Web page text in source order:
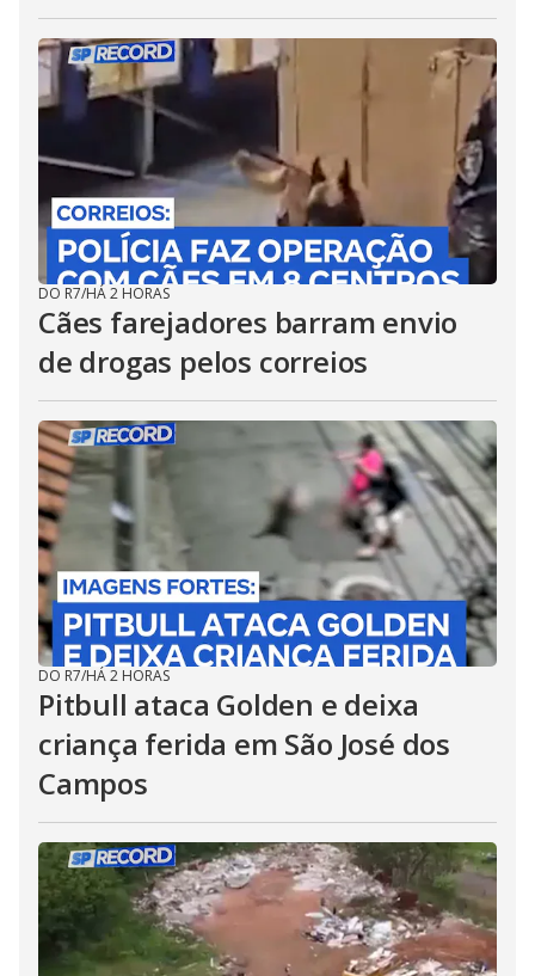
DO R7/HÁ 2 HORAS
Cães farejadores barram envio
de drogas pelos correios
DO R7/HÁ 2 HORAS
Pitbull ataca Golden e deixa
criança ferida em São José dos
Campos